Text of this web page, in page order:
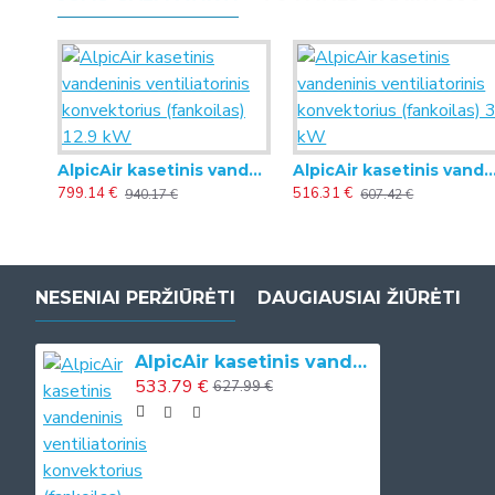
AlpicAir kasetinis vandeninis ventiliatorinis konvektorius (fankoilas) 12.9 kW
799.14 € 940.17 €
AlpicAir kasetinis vandeninis
516.31 € 607.42 €
NESENIAI PERŽIŪRĖTI DAUGIAUSIAI ŽIŪRĖTI
AlpicAir kasetinis vandeninis ventiliatorinis konvektorius (fankoilas) 3.7 kW
533.79 € 627.99 €